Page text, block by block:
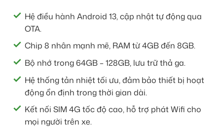
Hệ điều hành Android 13, cập nhật tự động qua
OTA.
Chip 8 nhân mạnh mẽ, RAM từ 4GB đến 8GB.
Bộ nhớ trong 64GB – 128GB, lưu trữ thả ga.
Hệ thống tản nhiệt tối ưu, đảm bảo thiết bị hoạt
động ổn định trong thời gian dài.
Kết nối SIM 4G tốc độ cao, hỗ trợ phát Wifi cho
mọi người trên xe.